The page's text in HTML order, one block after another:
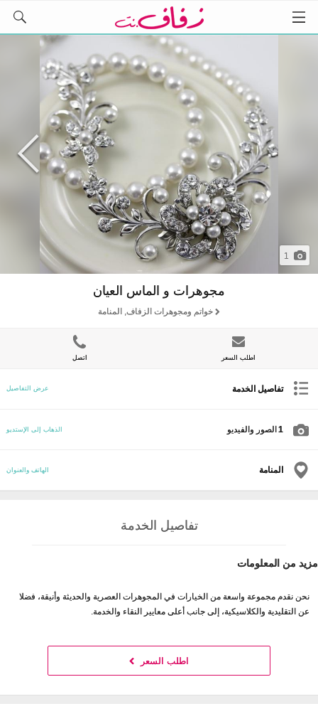
1
مجوهرات و الماس العيان
خواتم ومجوهرات الزفاف, المنامة
اطلب السعر اتصل
تفاصيل الخدمة عرض التفاصيل
1 الصور والفيديو الذهاب إلى الإستديو
المنامة الهاتف والعنوان
تفاصيل الخدمة
مزيد من المعلومات
نحن نقدم مجموعة واسعة من الخيارات في المجوهرات العصرية والحديثة وأنيقة، فضلا
عن التقليدية والكلاسيكية، إلى جانب أعلى معايير النقاء والخدمة.
اطلب السعر